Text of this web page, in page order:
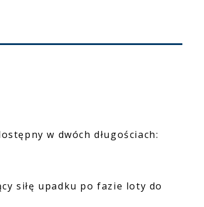
w dwóch długościach:
siłę upadku po fazie loty do